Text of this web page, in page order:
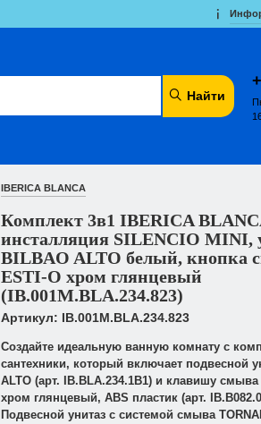
Найти
IBERICA BLANCA
Комплект 3в1 IBERICA
инсталляция SILENCIO MINI,
BILBAO ALTO белый, кнопка
ESTI-O хром глянцевый
(IB.001M.BLA.234.823)
Артикул: IB.001M.BLA.234.823
Создайте идеальную ванную комнату с
сантехники, который включает подвесной
ALTO (арт. IB.BLA.234.1B1) и клавишу смыва
хром глянцевый, ABS пластик (арт.
Подвесной унитаз с системой смыва